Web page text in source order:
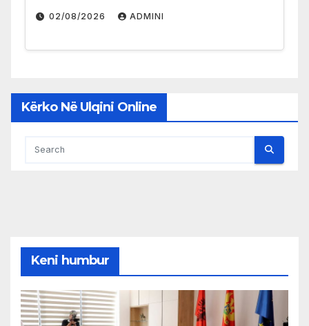
02/08/2026 ADMINI
Kërko Në Ulqini Online
Keni humbur